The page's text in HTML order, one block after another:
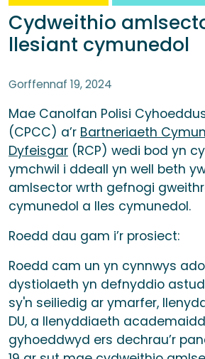
Cydweithio
llesiant cymunedol
Gorffennaf 19, 2024
Mae Canolfan Polisi
(CPCC) a’r Bartneriaeth
Dyfeisgar (RCP) wedi bod yn
ymchwil i ddeall yn well beth
amlsector wrth gefnogi
cymunedol a lles cymunedol.
Roedd dau gam i’r prosiect:
Roedd cam un yn cynnwys
dystiolaeth yn defnyddio
sy'n seiliedig ar ymarfer,
DU, a llenyddiaeth
gyhoeddwyd ers dechrau’r